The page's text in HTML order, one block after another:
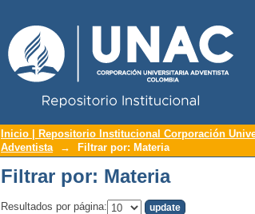
Filtrar por: Materia
Inicio | Repositorio Institucional Corporación
Adventista
→ Filtrar por: Materia
Filtrar por: Materia
Resultados por página: